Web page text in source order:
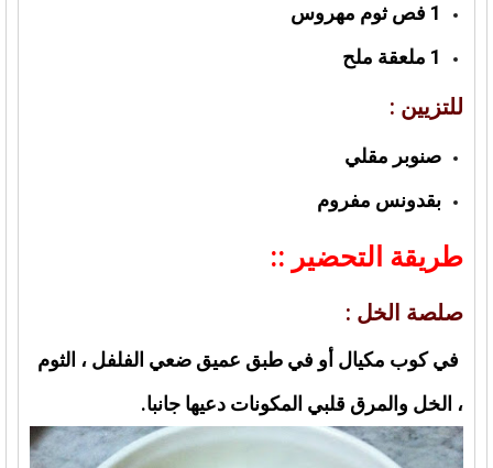
1 فص ثوم مهروس
1 ملعقة ملح
للتزيين :
صنوبر مقلي
بقدونس مفروم
طريقة التحضير ::
صلصة الخل :
في كوب مكيال أو في طبق عميق ضعي الفلفل ، الثوم
، الخل والمرق قلبي المكونات دعيها جانبا.